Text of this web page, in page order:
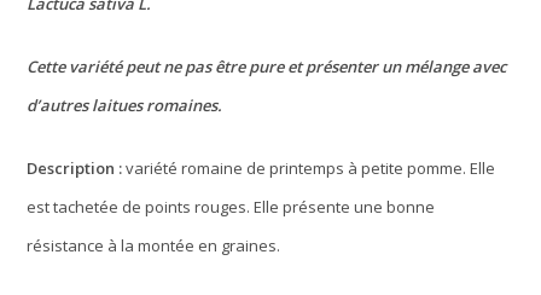
Cette variété peut ne pas être pure et présenter un mélange avec
d’autres laitues romaines.
Description :variété romaine de printemps à petite pomme. Elle
est tachetée de points rouges. Elle présente une bonne
résistance à la montée en graines.